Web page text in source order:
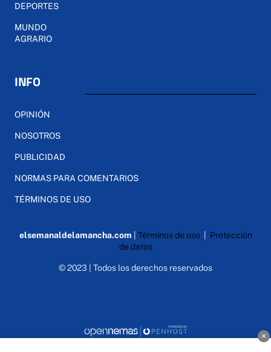
DEPORTES
MUNDO
AGRARIO
INFO
OPINIÓN
NOSOTROS
PUBLICIDAD
NORMAS PARA COMENTARIOS
TÉRMINOS DE USO
elsemanaldelamancha.com Términos de uso| Protección
de datos
© 2023 | Todos los derechos reservados
×